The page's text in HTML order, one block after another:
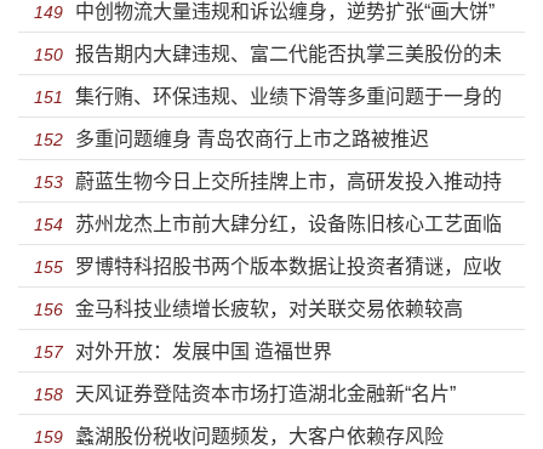
149 中创物流大量违规和诉讼缠身，逆势扩张“画大饼”
150 报告期内大肆违规、富二代能否执掌三美股份的未
来？
151 集行贿、环保违规、业绩下滑等多重问题于一身的
金时科技上市了
152 多重问题缠身 青岛农商行上市之路被推迟
153 蔚蓝生物今日上交所挂牌上市，高研发投入推动持
续成长
154 苏州龙杰上市前大肆分红，设备陈旧核心工艺面临
淘汰风险
155 罗博特科招股书两个版本数据让投资者猜谜，应收
账款飙升至2.5亿
156 金马科技业绩增长疲软，对关联交易依赖较高
157 对外开放：发展中国 造福世界
158 天风证券登陆资本市场打造湖北金融新“名片”
159 蠡湖股份税收问题频发，大客户依赖存风险